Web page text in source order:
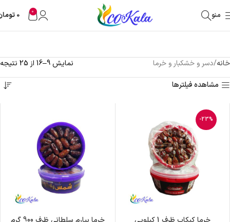
منو 0
0
خانه دسر و خشکبار و خرما
نمایش 9–16 از 25 نتیجه
مشاهده فیلترها
-23%